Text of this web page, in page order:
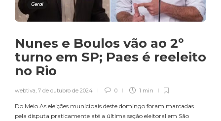
Geral
Nunes e Boulos vão ao 2º
turno em SP; Paes é reeleito
no Rio
webtiva, 7 de outubro de 2024 0 1 min
Do Meio As eleições municipais deste domingo foram marcadas
pela disputa praticamente até a última seção eleitoral em São